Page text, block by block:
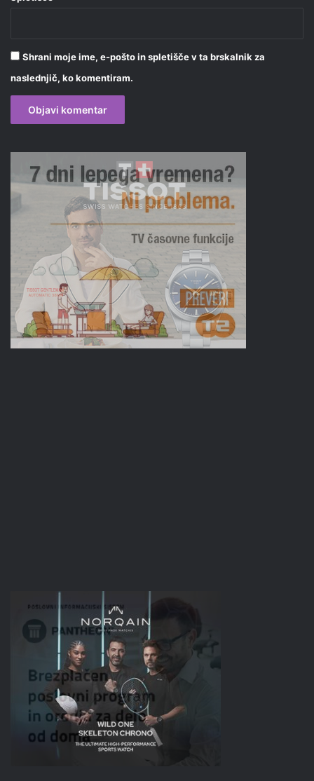
Shrani moje ime, e-pošto in spletišče v ta brskalnik za
naslednjič, ko komentiram.